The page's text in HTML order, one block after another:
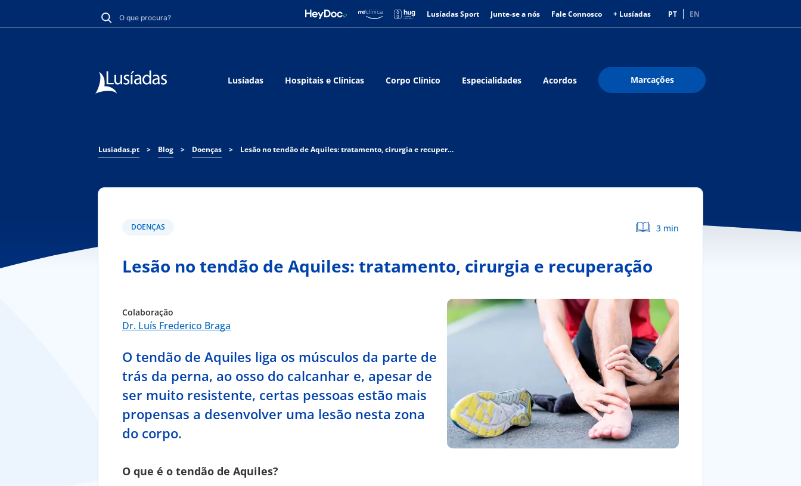
Lusíadas Sport Junte-se a nós Fale Connosco + Lusíadas PT EN
Lusíadas Hospitais e Clínicas Corpo Clínico Especialidades Acordos Marcações
Lusiadas.pt > Blog > Doenças > Lesão no tendão de Aquiles: tratamento, cirurgia e recuperação
DOENÇAS 3 min
Lesão no tendão de Aquiles: tratamento, cirurgia e recuperação
Colaboração
Dr. Luís Frederico Braga
O tendão de Aquiles liga os músculos da parte de
trás da perna, ao osso do calcanhar e, apesar de
ser muito resistente, certas pessoas estão mais
propensas a desenvolver uma lesão nesta zona
do corpo.
O que é o tendão de Aquiles?